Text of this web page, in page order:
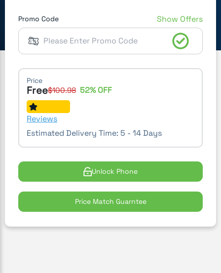
Promo Code Show Offers
Price
Free$100.98 52% OFF
Reviews
Estimated Delivery Time: 5 - 14 Days
Unlock Phone
Price Match Guarntee